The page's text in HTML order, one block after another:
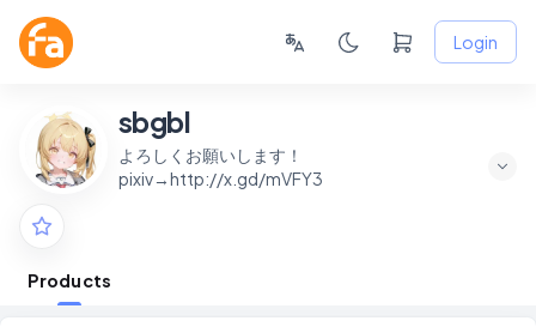
Login
sbgbl
よろしくお願いします！
pixiv→http://x.gd/mVFY3
Products